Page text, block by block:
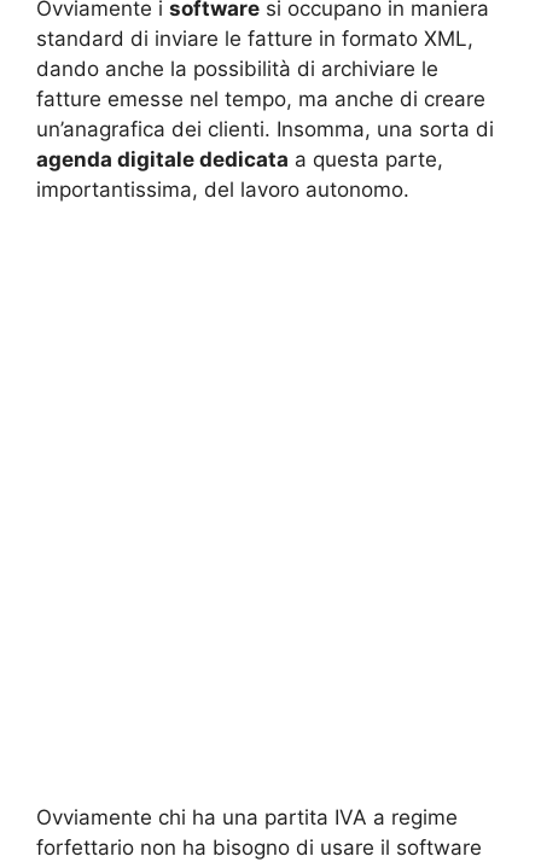
Ovviamente i software si occupano in maniera
standard di inviare le fatture in formato XML,
dando anche la possibilità di archiviare le
fatture emesse nel tempo, ma anche di creare
un’anagrafica dei clienti. Insomma, una sorta di
agenda digitale dedicata a questa parte,
importantissima, del lavoro autonomo.
Ovviamente chi ha una partita IVA a regime
forfettario non ha bisogno di usare il software